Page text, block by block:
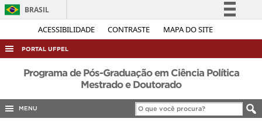
ACESSIBILIDADE CONTRASTE MAPA DO SITE
BRASIL
Simplifique!
Acesso à informação
Legislação
Canais
PORTAL UFPEL
ACESSO À INFORMAÇÃO
COBALTO
Programa de Pós-Graduação em Ciência Política
Mestrado e Doutorado
MENU